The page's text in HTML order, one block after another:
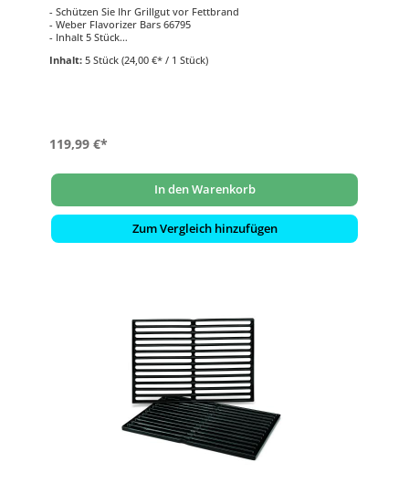
- Schützen Sie Ihr Grillgut vor Fettbrand
- Weber Flavorizer Bars 66795
- Inhalt 5 Stück
- Passend für Weber Gasgrill Modelle Genesis II 300-Serie ab 2017
Inhalt: 5 Stück (24,00 €* / 1 Stück)
119,99 €*
In den Warenkorb
Zum Vergleich hinzufügen